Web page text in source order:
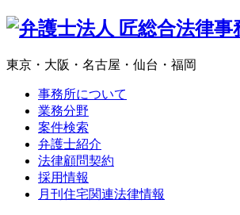
東京・大阪・名古屋・仙台・福岡
事務所について
業務分野
案件検索
弁護士紹介
法律顧問契約
採用情報
月刊住宅関連法律情報